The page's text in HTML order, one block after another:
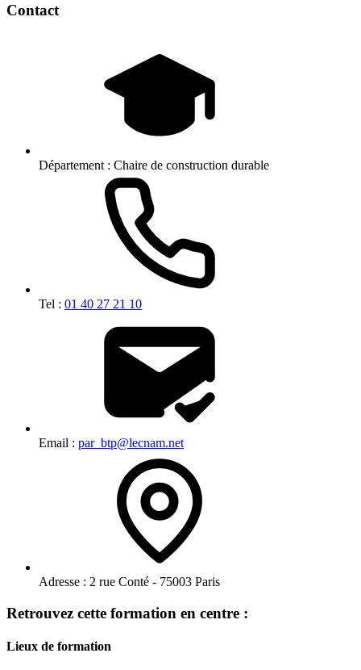
Contact
Département : Chaire de construction durable
Tel : 01 40 27 21 10
Email : par_btp@lecnam.net
Adresse : 2 rue Conté - 75003 Paris
Retrouvez cette formation en centre :
Lieux de formation